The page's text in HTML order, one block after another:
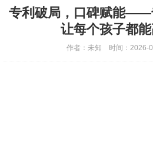
专利破局，口碑赋能——
让每个孩子都
作者： 未知 时间： 2026-